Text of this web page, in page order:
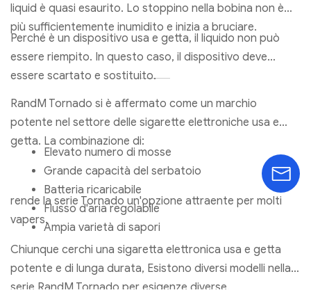
liquid è quasi esaurito. Lo stoppino nella bobina non è
più sufficientemente inumidito e inizia a bruciare.
Perché è un dispositivo usa e getta, il liquido non può
essere riempito. In questo caso, il dispositivo deve
essere scartato e sostituito.
RandM Tornado si è affermato come un marchio
potente nel settore delle sigarette elettroniche usa e
getta. La combinazione di:
Elevato numero di mosse
Grande capacità del serbatoio
Batteria ricaricabile
Flusso d'aria regolabile
Ampia varietà di sapori
rende la serie Tornado un'opzione attraente per molti
vapers.
Chiunque cerchi una sigaretta elettronica usa e getta
potente e di lunga durata, Esistono diversi modelli nella
serie RandM Tornado per esigenze diverse.